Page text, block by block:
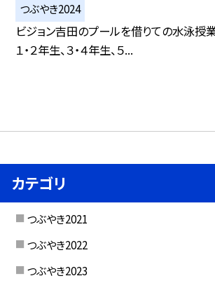
つぶやき2024
ビジョン吉田のプールを借りての水泳授
１・２年生、３・４年生、５...
カテゴリ
つぶやき2021
つぶやき2022
つぶやき2023